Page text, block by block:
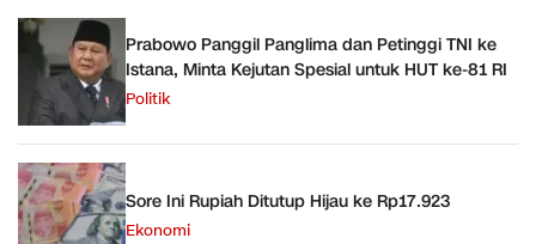
Prabowo Panggil Panglima dan Petinggi TNI ke
Istana, Minta Kejutan Spesial untuk HUT ke-81 RI
Politik
Sore Ini Rupiah Ditutup Hijau ke Rp17.923
Ekonomi